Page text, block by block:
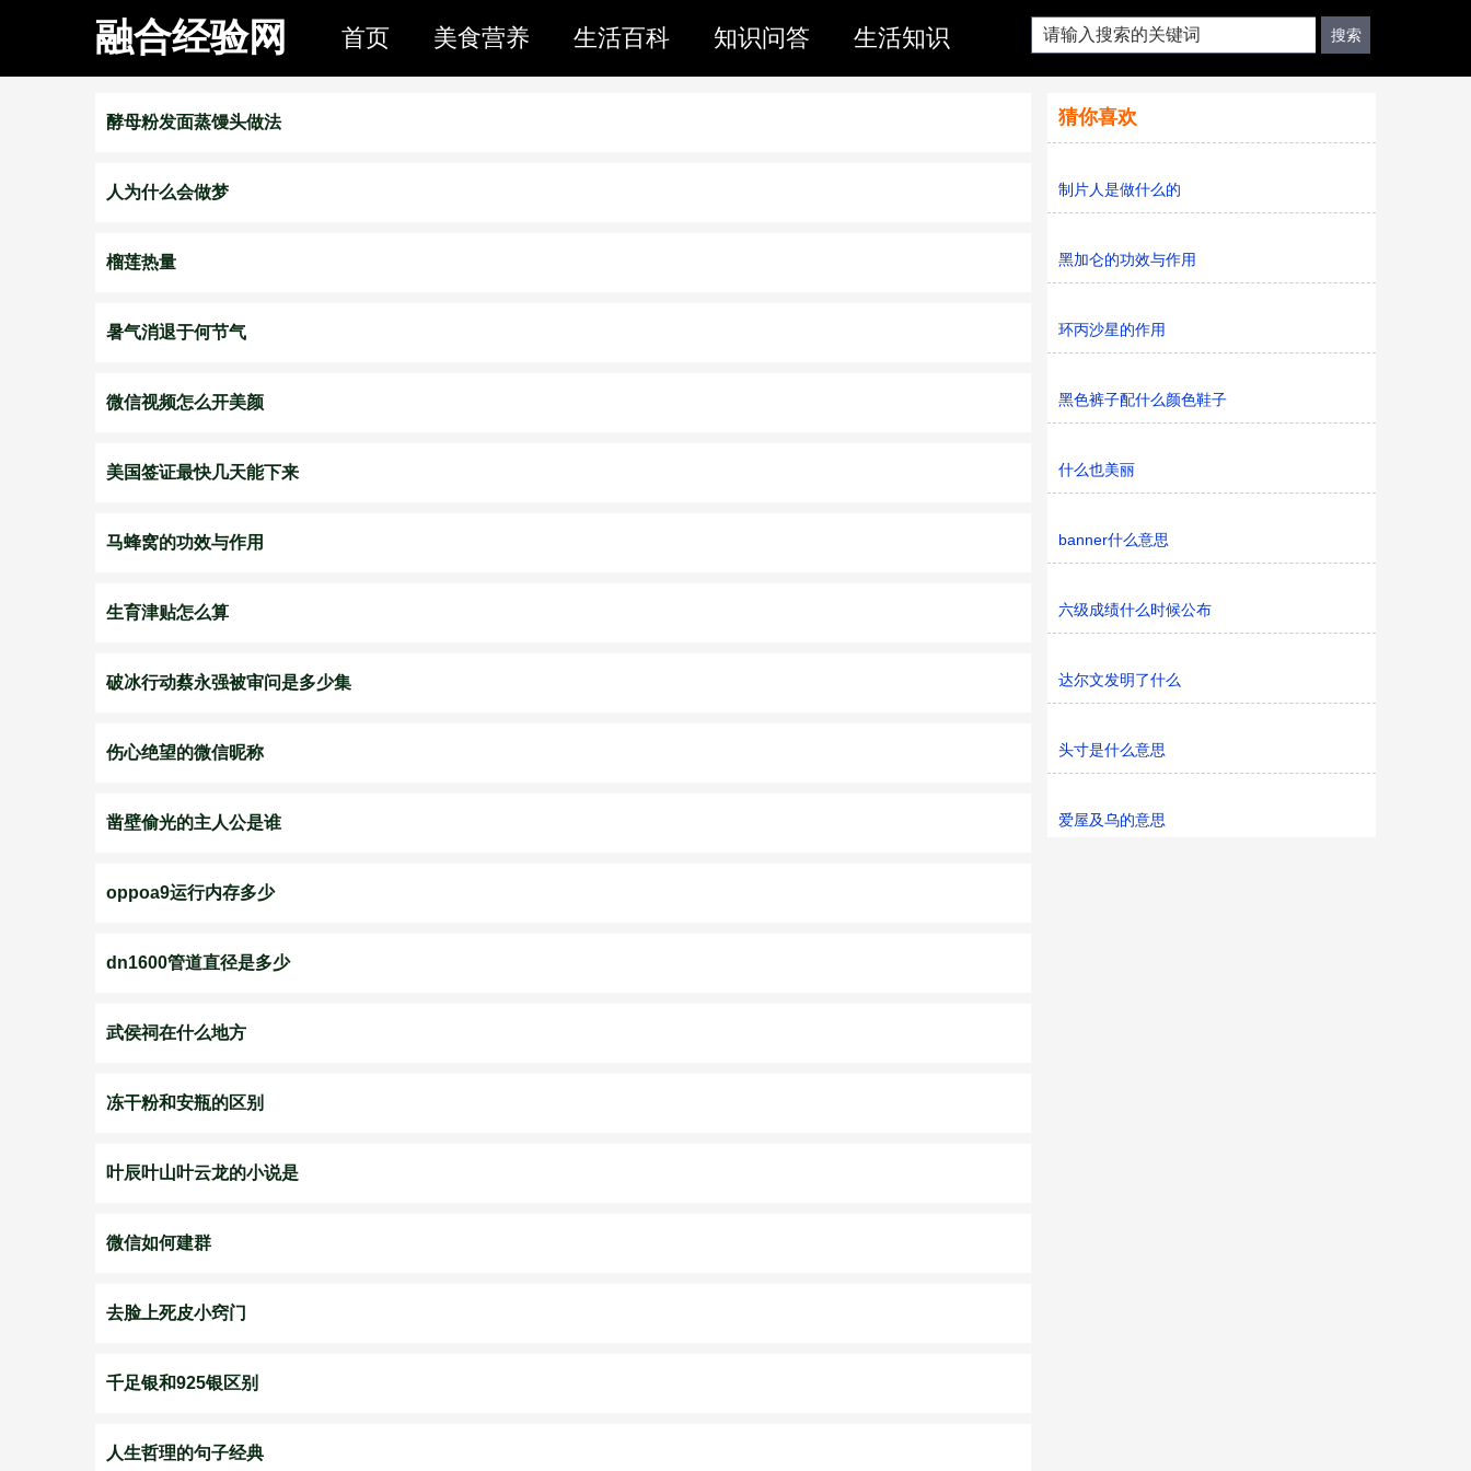
融合经验网 首页 美食营养 生活百科 知识问答 生活知识
酵母粉发面蒸馒头做法
人为什么会做梦
榴莲热量
暑气消退于何节气
微信视频怎么开美颜
美国签证最快几天能下来
马蜂窝的功效与作用
生育津贴怎么算
破冰行动蔡永强被审问是多少集
伤心绝望的微信昵称
凿壁偷光的主人公是谁
oppoa9运行内存多少
dn1600管道直径是多少
武侯祠在什么地方
冻干粉和安瓶的区别
叶辰叶山叶云龙的小说是
微信如何建群
去脸上死皮小窍门
千足银和925银区别
人生哲理的句子经典
猜你喜欢
制片人是做什么的
黑加仑的功效与作用
环丙沙星的作用
黑色裤子配什么颜色鞋子
什么也美丽
banner什么意思
六级成绩什么时候公布
达尔文发明了什么
头寸是什么意思
爱屋及乌的意思